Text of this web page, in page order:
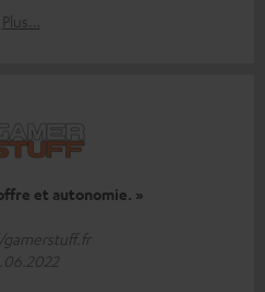
Plus…
et autonomie. »